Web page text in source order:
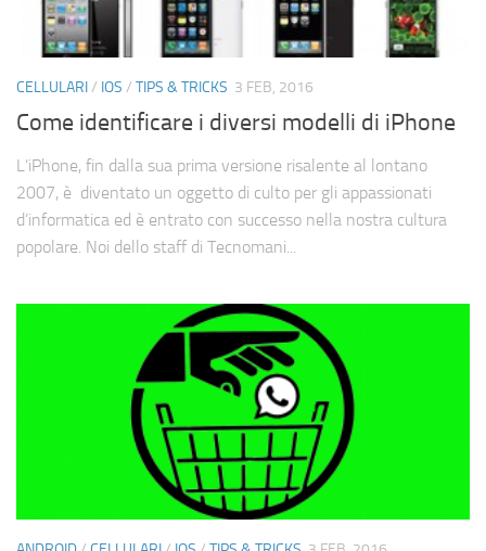
CELLULARI/ IOS / TIPS & TRICKS 3 FEB, 2016
Come identificare i diversi modelli di iPhone
L’iPhone, fin dalla sua prima versione risalente al lontano
2007, è diventato un oggetto di culto per gli appassionati
d’informatica ed è entrato con successo nella nostra cultura
popolare. Noi dello staff di Tecnomani...